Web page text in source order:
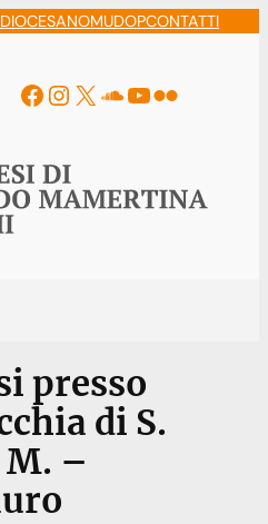
MUDOPCONTATTI
Facebook
Instagram
X Soundcloud
YouTube
Flickr
presso
di S.
–